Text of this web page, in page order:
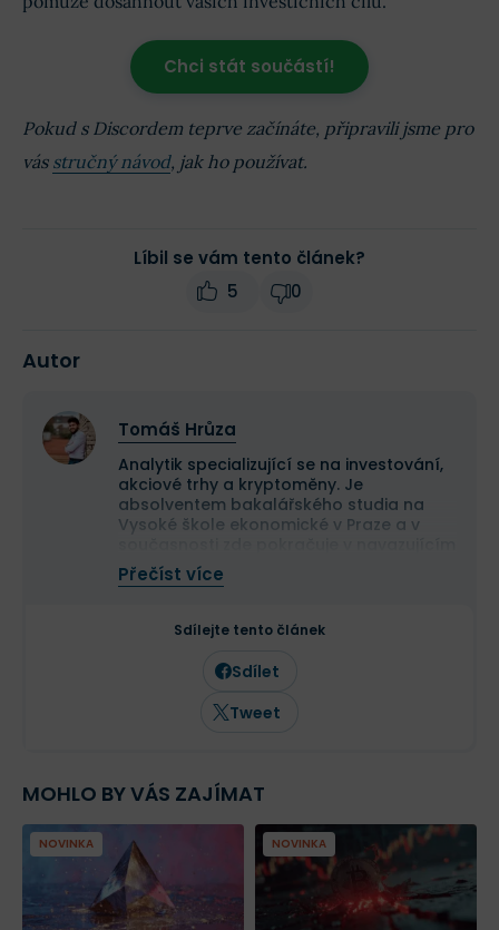
Chci stát součástí!
Pokud s Discordem teprve začínáte, připravili jsme pro
vás stručný návod, jak ho používat.
Líbil se vám tento článek?
5
0
Autor
Tomáš Hrůza
Analytik specializující se na investování,
akciové trhy a kryptoměny. Je
absolventem bakalářského studia na
Vysoké škole ekonomické v Praze a v
magisterském studiu.
Na finančních trzích se pohybuje již více
analýze tradičních i kryptoměnových
trhů. Ve Finexu působí jako šéfredaktor a
zaměřuje se na investování,
makroekonomii a aktuální dění na
finančních trzích.
Přečíst více
Sdílejte tento článek
Sdílet
Tweet
MOHLO BY VÁS ZAJÍMAT
NOVINKA NOVINKA